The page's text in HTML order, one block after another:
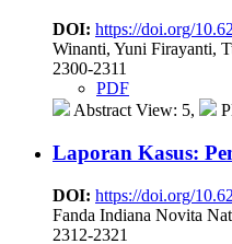
DOI: https://doi.org/
Winanti, Yuni Firayanti,
2300-2311
PDF
Abstract View: 5,
Laporan Kasus:
DOI: https://doi.org/
Fanda Indiana Novita
2312-2321